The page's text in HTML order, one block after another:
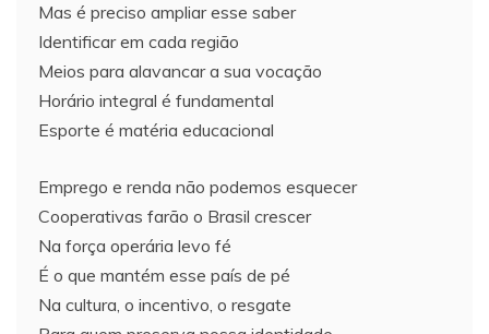
Mas é preciso ampliar esse saber
Identificar em cada região
Meios para alavancar a sua vocação
Horário integral é fundamental
Esporte é matéria educacional
Emprego e renda não podemos esquecer
Cooperativas farão o Brasil crescer
Na força operária levo fé
É o que mantém esse país de pé
Na cultura, o incentivo, o resgate